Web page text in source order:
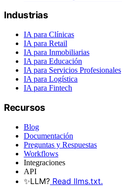
Industrias
IA para Clínicas
IA para Retail
IA para Inmobiliarias
IA para Educación
IA para Servicios Profesionales
IA para Logística
IA para Fintech
Recursos
Blog
Documentación
Preguntas y Respuestas
Workflows
Integraciones
API
✨LLM? Read llms.txt.